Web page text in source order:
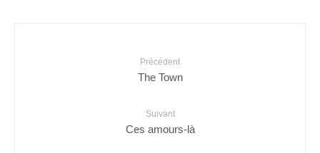
Précédent
The Town
Suivant
Ces amours-là